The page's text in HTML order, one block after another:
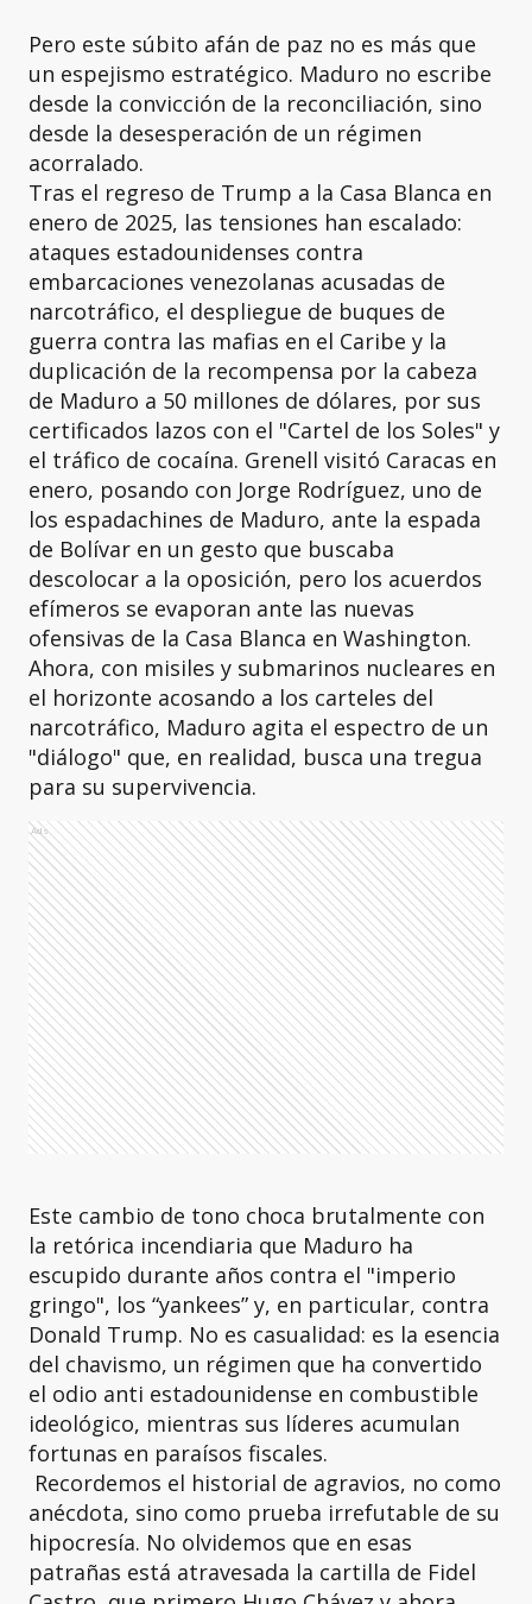
Pero este súbito afán de paz no es más que
un espejismo estratégico. Maduro no escribe
desde la convicción de la reconciliación, sino
desde la desesperación de un régimen
acorralado.
Tras el regreso de Trump a la Casa Blanca en
enero de 2025, las tensiones han escalado:
ataques estadounidenses contra
embarcaciones venezolanas acusadas de
narcotráfico, el despliegue de buques de
guerra contra las mafias en el Caribe y la
duplicación de la recompensa por la cabeza
de Maduro a 50 millones de dólares, por sus
certificados lazos con el "Cartel de los Soles" y
el tráfico de cocaína. Grenell visitó Caracas en
enero, posando con Jorge Rodríguez, uno de
los espadachines de Maduro, ante la espada
de Bolívar en un gesto que buscaba
descolocar a la oposición, pero los acuerdos
efímeros se evaporan ante las nuevas
ofensivas de la Casa Blanca en Washington.
Ahora, con misiles y submarinos nucleares en
el horizonte acosando a los carteles del
narcotráfico, Maduro agita el espectro de un
"diálogo" que, en realidad, busca una tregua
para su supervivencia.
Ads
Este cambio de tono choca brutalmente con
la retórica incendiaria que Maduro ha
escupido durante años contra el "imperio
gringo", los “yankees” y, en particular, contra
Donald Trump. No es casualidad: es la esencia
del chavismo, un régimen que ha convertido
el odio anti estadounidense en combustible
ideológico, mientras sus líderes acumulan
fortunas en paraísos fiscales.
Recordemos el historial de agravios, no como
anécdota, sino como prueba irrefutable de su
hipocresía. No olvidemos que en esas
patrañas está atravesada la cartilla de Fidel